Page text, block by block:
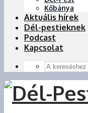
Kőbánya
Aktuális hírek
Dél-pestieknek
Podcast
Kapcsolat